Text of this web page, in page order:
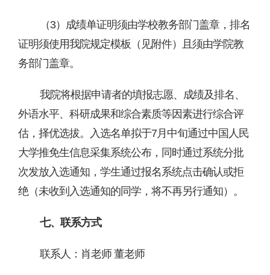
（3）成绩单证明须由学校教务部门盖章，排名
证明须使用我院规定模板（见附件）且须由学院教
务部门盖章。
我院将根据申请者的填报志愿、成绩及排名、
外语水平、科研成果和综合素质等因素进行综合评
估，择优选拔。入选名单拟于7 月中旬通过中国人民
大学推免生信息采集系统公布，同时通过系统分批
次发放入选通知，学生通过报名系统点击确认或拒
绝（未收到入选通知的同学，将不再另行通知）。
七、联系方式
联系人：肖老师 董老师